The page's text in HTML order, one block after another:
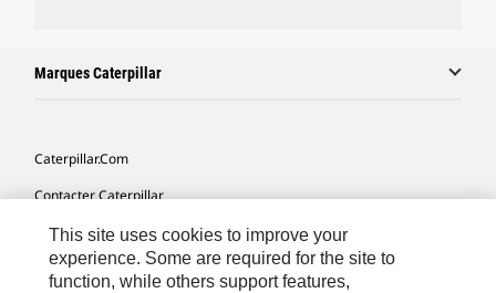
Marques Caterpillar
Caterpillar.com
Contacter Caterpillar
Mes Préférences Marketing
Plan Du Site
This site uses cookies to improve your
experience. Some are required for the site to
function, while others support features,